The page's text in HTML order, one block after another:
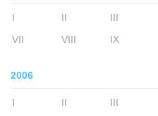
I II III
VII
VIII IX
2006
I II III